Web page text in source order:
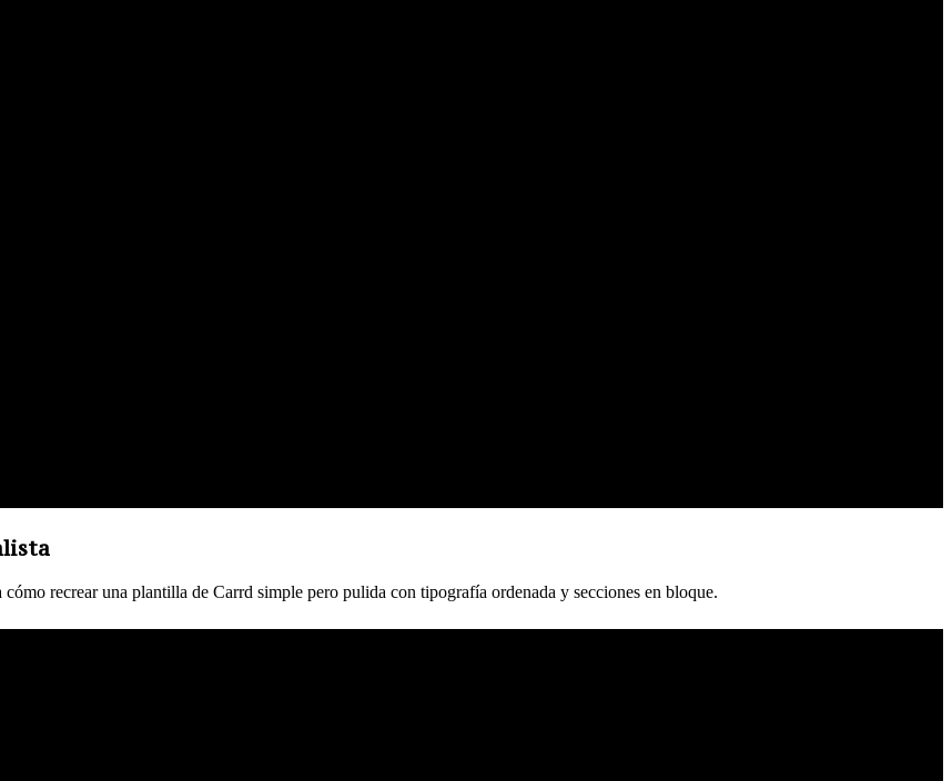
recrear una plantilla de Carrd simple pero pulida con tipografía ordenada y secciones en bloque.